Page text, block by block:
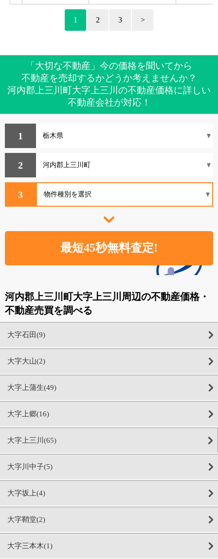
1 2 3 >
「大切な不動産」今の価格を聞いてから
不動産を売却するかどうか考えませんか？
河内郡上三川町大字上三川の不動産価格に詳しい
不動産会社が対応！
1
2
3
河内郡上三川町大字上三川周辺の不動産価格・
不動産売買を調べる
大字石田(9)
大字大山(2)
大字上蒲生(49)
大字上郷(16)
大字上三川(65)
大字川中子(5)
大字坂上(4)
大字鞘堂(2)
大字三本木(1)